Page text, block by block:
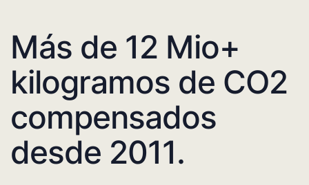
Más de 12 Mio+
kilogramos de CO2
compensados
desde 2011.